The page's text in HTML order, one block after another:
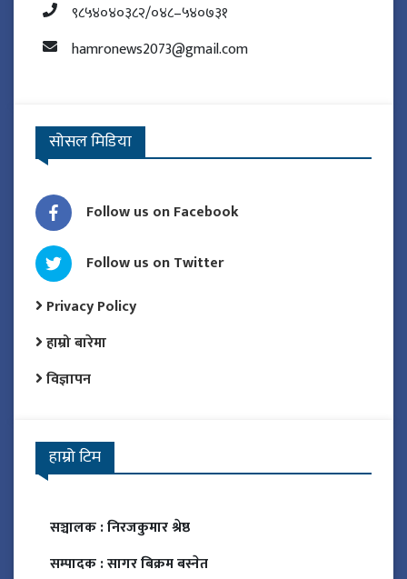
९८५४०४०३८२/०४८–५४०७३१
hamronews2073@gmail.com
सोसल मिडिया
Follow us on Facebook
Follow us on Twitter
Privacy Policy
हाम्रो बारेमा
विज्ञापन
हाम्रो टिम
सञ्चालक :निरजकुमार श्रेष्ठ
सम्पादक :सागर बिक्रम बस्नेत